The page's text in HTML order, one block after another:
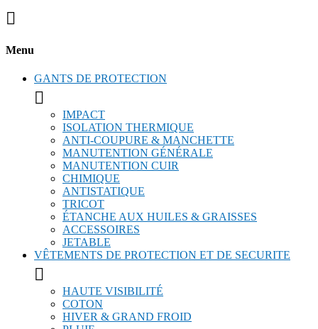

Menu
GANTS DE PROTECTION

IMPACT
ISOLATION THERMIQUE
ANTI-COUPURE & MANCHETTE
MANUTENTION GÉNÉRALE
MANUTENTION CUIR
CHIMIQUE
ANTISTATIQUE
TRICOT
ÉTANCHE AUX HUILES & GRAISSES
ACCESSOIRES
JETABLE
VÊTEMENTS DE PROTECTION ET DE SECURITE

HAUTE VISIBILITÉ
COTON
HIVER & GRAND FROID